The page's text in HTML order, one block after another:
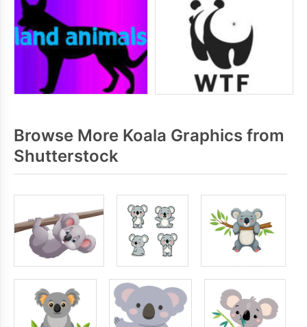
Browse More Koala Graphics from
Shutterstock